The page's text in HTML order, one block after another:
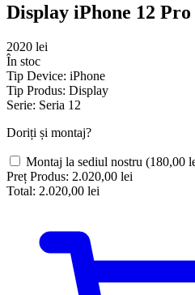
Display iPhone 12
2020 lei
În stoc
Tip Device: iPhone
Tip Produs: Display
Serie: Seria 12
Doriți și montaj?
Montaj la sediul nostru (180,00
Preț Produs: 2.020,00 lei
Total: 2.020,00 lei